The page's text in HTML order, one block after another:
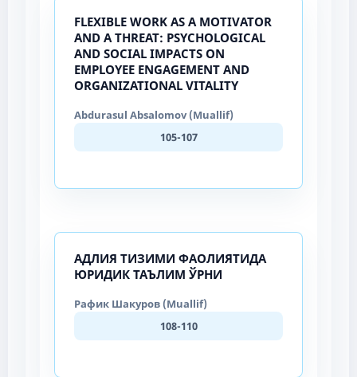
FLEXIBLE WORK AS A MOTIVATOR
AND A THREAT: PSYCHOLOGICAL
AND SOCIAL IMPACTS ON
EMPLOYEE ENGAGEMENT AND
ORGANIZATIONAL VITALITY
Abdurasul Absalomov (Muallif)
105-107
АДЛИЯ ТИЗИМИ ФАОЛИЯТИДА
ЮРИДИК ТАЪЛИМ ЎРНИ
Рафик Шакуров (Muallif)
108-110